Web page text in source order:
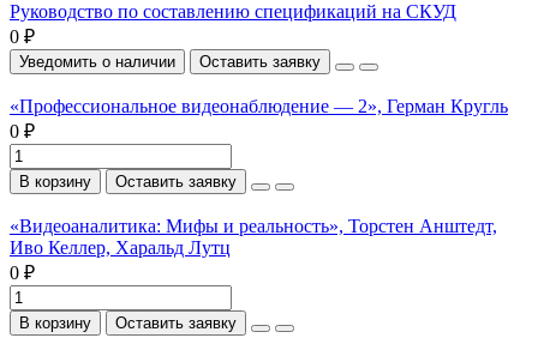
Руководство по составлению спецификаций на СКУД
0 ₽
Уведомить о наличии Оставить заявку
«Профессиональное видеонаблюдение — 2», Герман Кругль
0 ₽
В корзину Оставить заявку
«Видеоаналитика: Мифы и реальность», Торстен Анштедт,
Иво Келлер, Харальд Лутц
0 ₽
В корзину Оставить заявку